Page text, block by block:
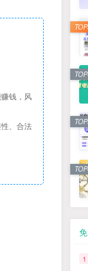
钱，风
、合法
7
8
9
10
1